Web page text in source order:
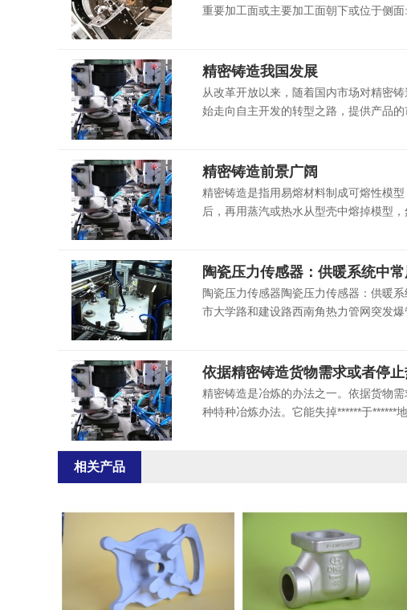
重要加工面或主要加工面朝下或位于侧
精密铸造我国发展
从改革开放以来，随着国内市场对精密
始走向自主开发的转型之路，提供产品
精密铸造前景广阔
精密铸造是指用易熔材料制成可熔性模
后，再用蒸汽或热水从型壳中熔掉模型
陶瓷压力传感器：供暖系统中
陶瓷压力传感器陶瓷压力传感器：供暖
市大学路和建设路西南角热力管网突发
依据精密铸造货物需求或者停
精密铸造是冶炼的办法之一。依据货物
种特种冶炼办法。它能失掉******于******
相关产品